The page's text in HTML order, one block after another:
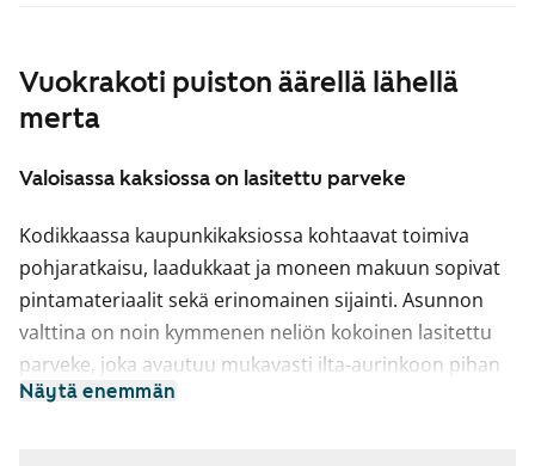
Vuokrakoti puiston äärellä lähellä
merta
Valoisassa kaksiossa on lasitettu parveke
Kodikkaassa kaupunkikaksiossa kohtaavat toimiva
pohjaratkaisu, laadukkaat ja moneen makuun sopivat
pintamateriaalit sekä erinomainen sijainti. Asunnon
valttina on noin kymmenen neliön kokoinen lasitettu
parveke, joka avautuu mukavasti ilta-aurinkoon pihan
puolelle.
Näytä enemmän